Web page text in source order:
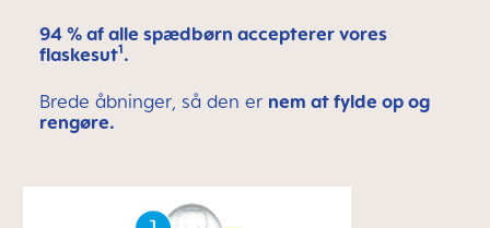
94 % af alle spædbørn accepterer vores
flaskesut1.
Brede åbninger, så den er nem at fylde op og
rengøre.